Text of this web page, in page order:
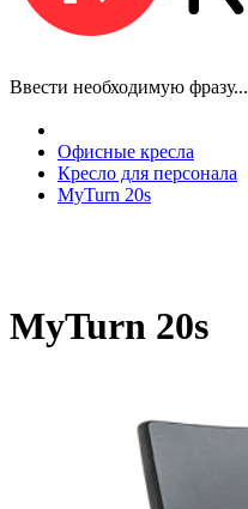
Ввести необходимую фразу...
Офисные кресла
Кресло для персонала
MyTurn 20s
MyTurn 20s